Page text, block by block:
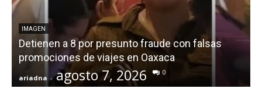
IMAGEN
Detienen a 8 por presunto fraude con falsas
promociones de viajes en Oaxaca
ariadna - agosto 7, 2026 0